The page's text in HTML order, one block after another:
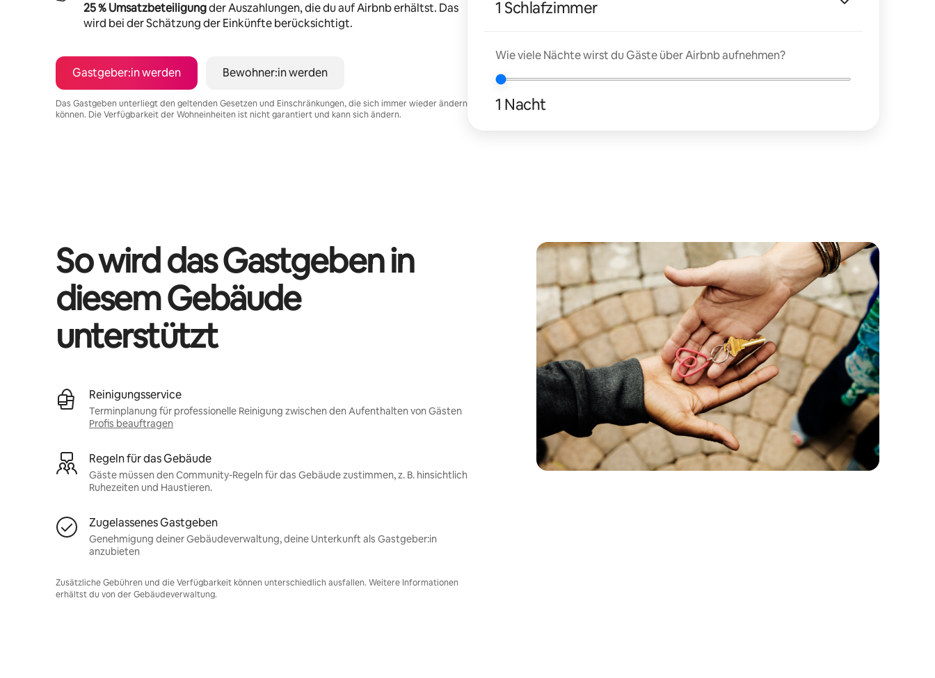
25 % Umsatzbeteiligungder Auszahlungen, die du auf Airbnb erhältst. Das
wird bei der Schätzung der Einkünfte berücksichtigt.
Gastgeber:in werden Bewohner:in werden
Das Gastgeben unterliegt den geltenden Gesetzen und Einschränkungen, die sich immer wieder ändern
können. Die Verfügbarkeit der Wohneinheiten ist nicht garantiert und kann sich ändern.
1 Schlafzimmer
Wie viele Nächte wirst du Gäste über Airbnb aufnehmen?
1 Nacht
So wird das Gastgeben in
diesem Gebäude
unterstützt
Reinigungsservice
Terminplanung für professionelle Reinigung zwischen den Aufenthalten von Gästen
Profis beauftragen
Regeln für das Gebäude
Gäste müssen den Community-Regeln für das Gebäude zustimmen, z. B. hinsichtlich
Ruhezeiten und Haustieren.
Zugelassenes Gastgeben
Genehmigung deiner Gebäudeverwaltung, deine Unterkunft als Gastgeber:in
anzubieten
Zusätzliche Gebühren und die Verfügbarkeit können unterschiedlich ausfallen. Weitere Informationen
erhältst du von der Gebäudeverwaltung.